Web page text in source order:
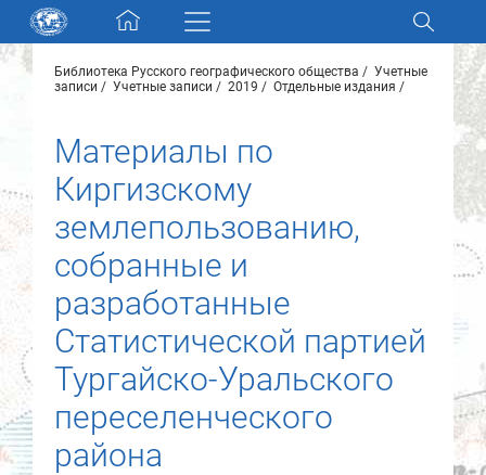
Skip navigation
Разделы и коллекции
Электронный каталог
Новости
О нас
Контакты
Партнеры
Найти
Библиотека Русского географического общества
Учетные
записи
Учетные записи 2019 Отдельные издания
Материалы по
Киргизскому
землепользованию,
собранные и
разработанные
Статистической партией
Тургайско-Уральского
переселенческого
района